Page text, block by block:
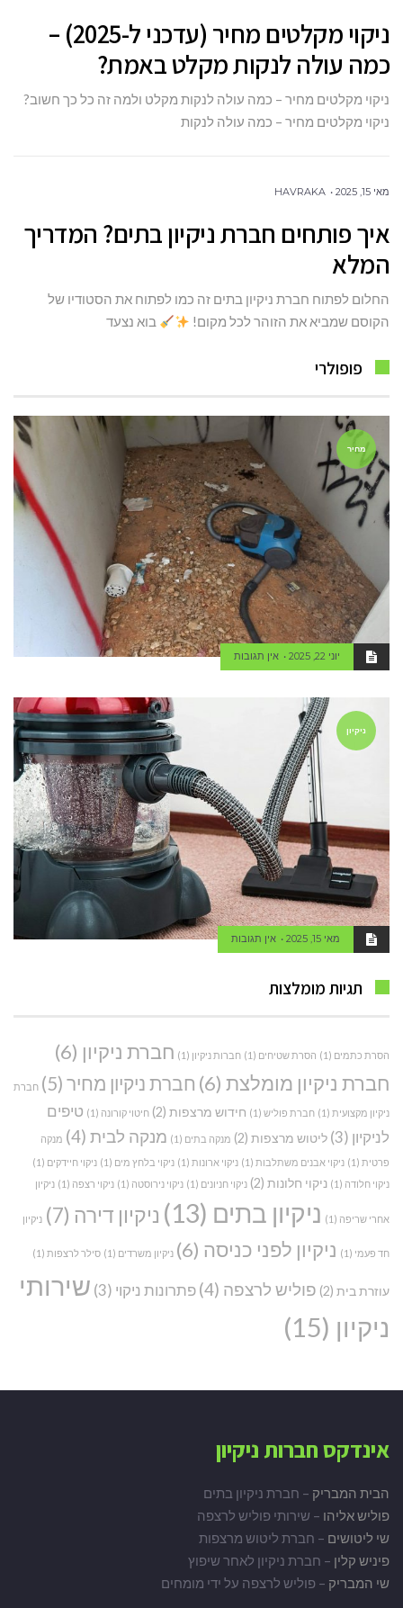
ניקוי מקלטים מחיר (עדכני ל-2025) –
כמה עולה לנקות מקלט באמת?
ניקוי מקלטים מחיר – כמה עולה לנקות מקלט ולמה זה כל כך חשוב?
ניקוי מקלטים מחיר – כמה עולה לנקות
מאי 15, 2025 HAVRAKA
איך פותחים חברת ניקיון בתים? המדריך
המלא
החלום לפתוח חברת ניקיון בתים זה כמו לפתוח את הסטודיו של
הקוסם שמביא את הזוהר לכל מקום!
בוא נצעד
פופולרי
מחיר
יוני 22, 2025 אין תגובות
ניקיון
מאי 15, 2025 אין תגובות
תגיות מומלצות
הסרת כתמים (1) הסרת שטיחים (1) חברות ניקיון (1) חברת ניקיון (6)
חברת ניקיון מומלצת (6) חברת ניקיון מחיר (5) חברת
ניקיון מקצועית (1) חברת פוליש (1) חידוש מרצפות (2) חיטוי קורונה (1)
טיפים
לניקיון (3) ליטוש מרצפות (2) מנקה בתים (1) מנקה לבית (4)
מנקה
פרטית (1) ניקוי אבנים משתלבות (1) ניקוי ארונות (1) ניקוי בלחץ מים (1) ניקוי חיידקים (1)
ניקוי חלודה (1) ניקוי חלונות (2) ניקוי חניונים (1) ניקוי נירוסטה (1) ניקוי רצפה (1) ניקיון
אחרי שריפה (1) ניקיון בתים (13) ניקיון דירה (7) ניקיון
חד פעמי (1) ניקיון לפני כניסה (6) ניקיון משרדים (1) סילר לרצפות (1)
עוזרת בית (2) פוליש לרצפה (4) פתרונות ניקוי (3)
שירותי
ניקיון (15)
אינדקס חברות ניקיון
הבית המבריק – חברת ניקיון בתים
פוליש אליהו – שירותי פוליש לרצפה
שי ליטושים – חברת ליטוש מרצפות
פיניש קלין – חברת ניקיון לאחר שיפוץ
שי המבריק – פוליש לרצפה על ידי מומחים